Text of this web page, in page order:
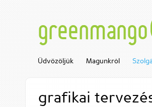
greenmango
Üdvözöljük Magunkról
grafikai